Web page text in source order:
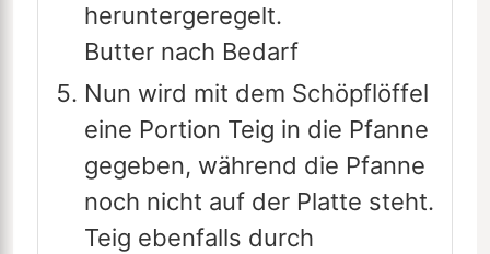
heruntergeregelt.
Butter nach Bedarf
Nun wird mit dem Schöpflöffel
eine Portion Teig in die Pfanne
gegeben, während die Pfanne
noch nicht auf der Platte steht.
Teig ebenfalls durch